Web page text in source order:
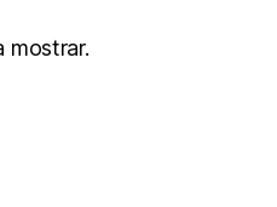
mostrar.